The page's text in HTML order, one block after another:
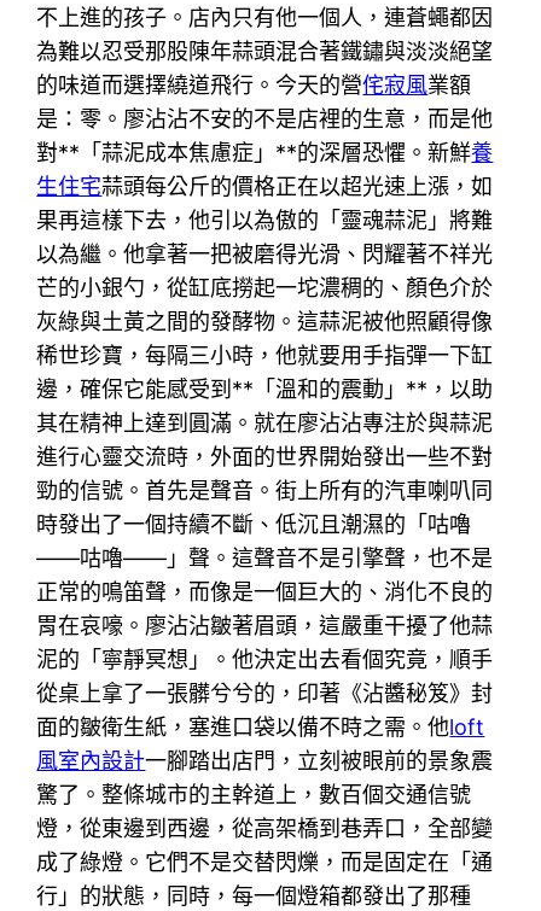
不上進的孩子。店內只有他一個人，連蒼蠅都因
為難以忍受那股陳年蒜頭混合著鐵鏽與淡淡絕望
的味道而選擇繞道飛行。今天的營侘寂風業額
是：零。廖沾沾不安的不是店裡的生意，而是他
對**「蒜泥成本焦慮症」**的深層恐懼。新鮮養
生住宅蒜頭每公斤的價格正在以超光速上漲，如
果再這樣下去，他引以為傲的「靈魂蒜泥」將難
以為繼。他拿著一把被磨得光滑、閃耀著不祥光
芒的小銀勺，從缸底撈起一坨濃稠的、顏色介於
灰綠與土黃之間的發酵物。這蒜泥被他照顧得像
稀世珍寶，每隔三小時，他就要用手指彈一下缸
邊，確保它能感受到**「溫和的震動」**，以助
其在精神上達到圓滿。就在廖沾沾專注於與蒜泥
進行心靈交流時，外面的世界開始發出一些不對
勁的信號。首先是聲音。街上所有的汽車喇叭同
時發出了一個持續不斷、低沉且潮濕的「咕嚕
——咕嚕——」聲。這聲音不是引擎聲，也不是
正常的鳴笛聲，而像是一個巨大的、消化不良的
胃在哀嚎。廖沾沾皺著眉頭，這嚴重干擾了他蒜
泥的「寧靜冥想」。他決定出去看個究竟，順手
從桌上拿了一張髒兮兮的，印著《沾醬秘笈》封
面的皺衛生紙，塞進口袋以備不時之需。他loft
風室內設計一腳踏出店門，立刻被眼前的景象震
驚了。整條城市的主幹道上，數百個交通信號
燈，從東邊到西邊，從高架橋到巷弄口，全部變
成了綠燈。它們不是交替閃爍，而是固定在「通
行」的狀態，同時，每一個燈箱都發出了那種